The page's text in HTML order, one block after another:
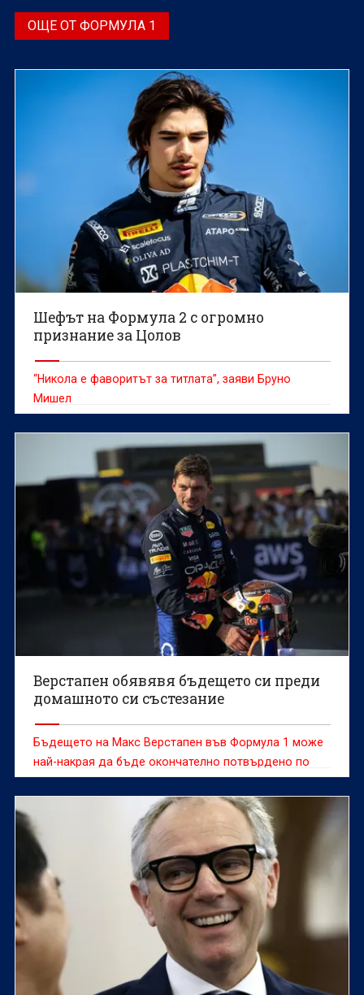
ОЩЕ ОТ ФОРМУЛА 1
Шефът на Формула 2 с огромно
признание за Цолов
“Никола е фаворитът за титлата”, заяви Бруно
Мишел
Верстапен обявявя бъдещето си преди
домашното си състезание
Бъдещето на Макс Верстапен във Формула 1 може
най-накрая да бъде окончателно потвърдено по
време на състезателния уикенд за Гран При на
Нидерландия на пистата "Зандворт", смята бившият
нидерландски пилот Роберт Доорнбос